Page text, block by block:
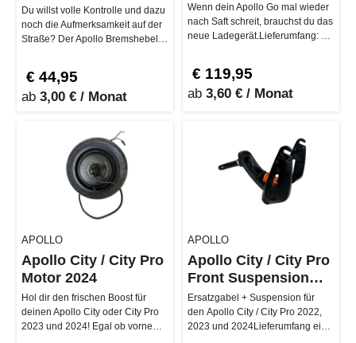
Du willst volle Kontrolle und dazu
noch die Aufmerksamkeit auf der
Straße? Der Apollo Bremshebel
€ 44,95
ab 3,00 € / Monat
Wenn dein Apollo Go mal wieder
nach Saft schreit, brauchst du das
neue Ladegerät.Lieferumfang: 1
€ 119,95
ab 3,60 € / Monat
APOLLO
Apollo City / City Pro
Motor 2024
Hol dir den frischen Boost für
deinen Apollo City oder City Pro
2023 und 2024! Egal ob vorne
APOLLO
Apollo City / City Pro
Front Suspension
Fork
Ersatzgabel + Suspension für
den Apollo City / City Pro 2022,
2023 und 2024Lieferumfang eine